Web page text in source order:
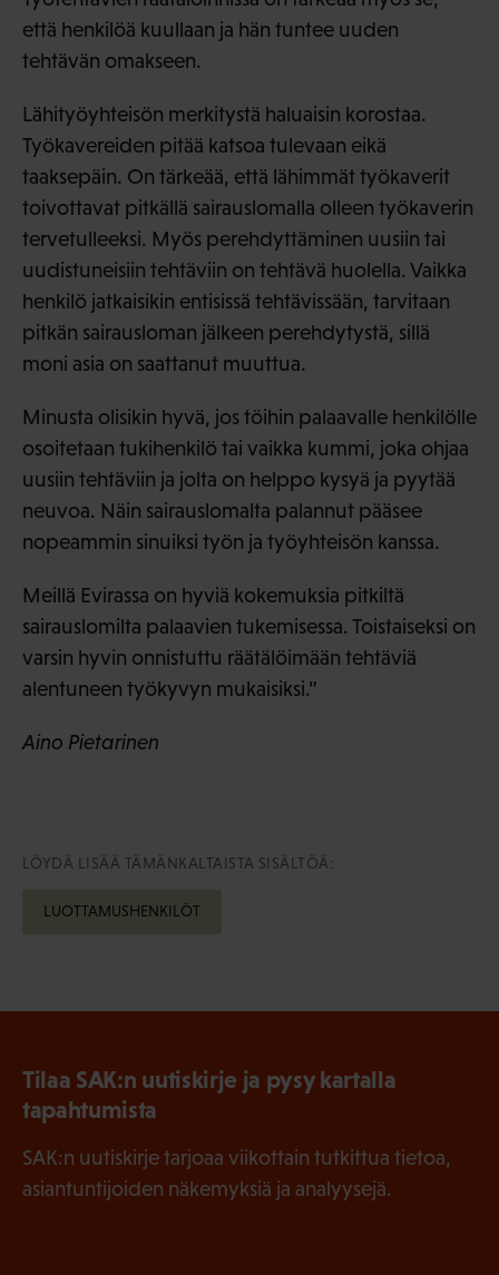
että henkilöä kuullaan ja hän tuntee uuden
tehtävän omakseen.
Lähityöyhteisön merkitystä haluaisin korostaa.
Työkavereiden pitää katsoa tulevaan eikä
taaksepäin. On tärkeää, että lähimmät työkaverit
toivottavat pitkällä sairauslomalla olleen työkaverin
tervetulleeksi. Myös perehdyttäminen uusiin tai
uudistuneisiin tehtäviin on tehtävä huolella. Vaikka
henkilö jatkaisikin entisissä tehtävissään, tarvitaan
pitkän sairausloman jälkeen perehdytystä, sillä
moni asia on saattanut muuttua.
Minusta olisikin hyvä, jos töihin palaavalle henkilölle
osoitetaan tukihenkilö tai vaikka kummi, joka ohjaa
uusiin tehtäviin ja jolta on helppo kysyä ja pyytää
neuvoa. Näin sairauslomalta palannut pääsee
nopeammin sinuiksi työn ja työyhteisön kanssa.
Meillä Evirassa on hyviä kokemuksia pitkiltä
sairauslomilta palaavien tukemisessa. Toistaiseksi on
varsin hyvin onnistuttu räätälöimään tehtäviä
alentuneen työkyvyn mukaisiksi.”
Aino Pietarinen
LÖYDÄ LISÄÄ TÄMÄNKALTAISTA SISÄLTÖÄ:
LUOTTAMUSHENKILÖT
Tilaa SAK:n uutiskirje ja pysy kartalla
tapahtumista
SAK:n uutiskirje tarjoaa viikottain tutkittua tietoa,
asiantuntijoiden näkemyksiä ja analyysejä.